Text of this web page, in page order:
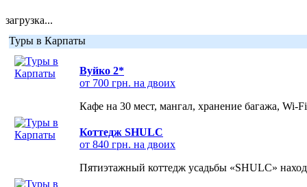
загрузка...
Туры в Карпаты
Вуйко 2*
от 700 грн. на двоих
Кафе на 30 мест, мангал, хранение багажа, Wi-
Коттедж SHULC
от 840 грн. на двоих
Пятиэтажный коттедж усадьбы «SHULC»